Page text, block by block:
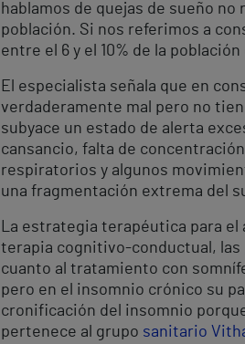
hablamos de quejas de sueño
población. Si nos referimos a
entre el 6 y el 10% de la
El especialista señala que en
verdaderamente mal pero no
subyace un estado de alerta
cansancio, falta de
respiratorios y algunos
una fragmentación extrema del
La estrategia terapéutica para
terapia cognitivo-conductual, las
cuanto al tratamiento con
pero en el insomnio crónico su
cronificación del insomnio
pertenece al grupo sanitario